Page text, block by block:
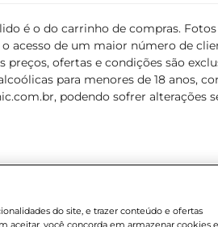
é o do carrinho de compras.
acesso de um maior número de
ofertas e condições são
para menores de 18 anos,
, podendo sofrer alterações
do site, e trazer conteúdo e ofertas
aceitar, você concorda em armazenar cookies